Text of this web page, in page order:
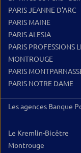
PARIS JEANNE D'ARC
PARIS MAINE
PARIS ALESIA
PARIS PROFESSIONS
MONTROUGE
PARIS
PARIS NOTRE DAME
Les agences Banque
Le Kremlin-Bicêtre
Montrouge